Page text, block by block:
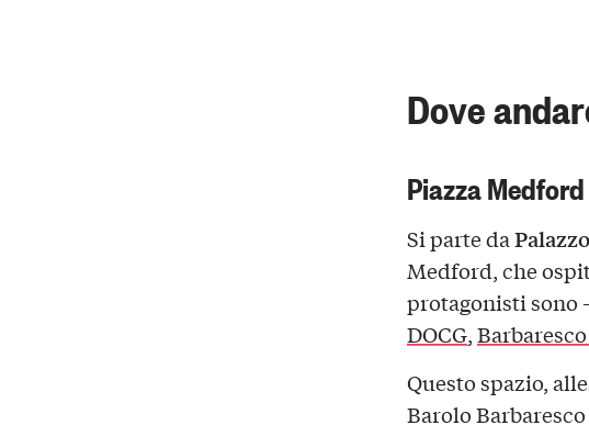
Dove
Piazza Medford
Si parte da
Medford, che
protagonisti sono
DOCG,
Questo spazio,
Barolo